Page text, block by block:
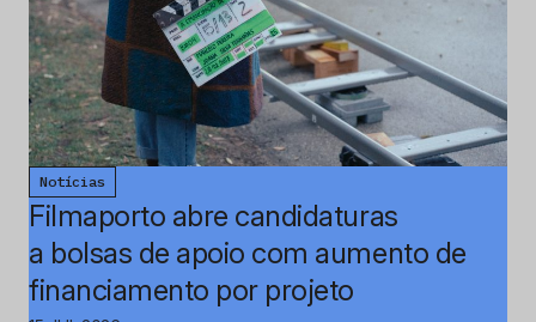
Notícias
Filmaporto abre candidaturas
a bolsas de apoio com aumento de
financiamento por projeto